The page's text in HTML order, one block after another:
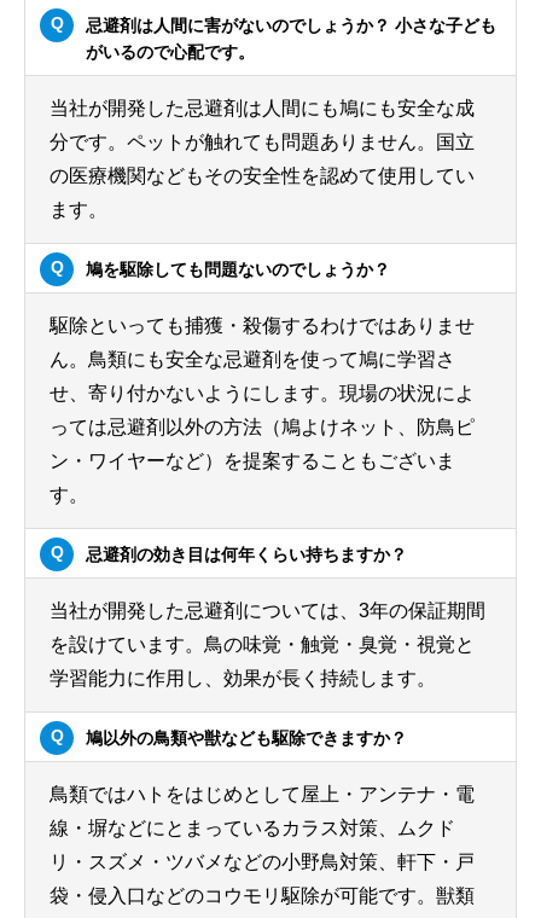
忌避剤は人間に害がないのでしょうか？ 小さな子ども
がいるので心配です。
当社が開発した忌避剤は人間にも鳩にも安全な成
分です。ペットが触れても問題ありません。国立
の医療機関などもその安全性を認めて使用してい
ます。
鳩を駆除しても問題ないのでしょうか？
駆除といっても捕獲・殺傷するわけではありませ
ん。鳥類にも安全な忌避剤を使って鳩に学習さ
せ、寄り付かないようにします。現場の状況によ
っては忌避剤以外の方法（鳩よけネット、防鳥ピ
ン・ワイヤーなど）を提案することもございま
す。
忌避剤の効き目は何年くらい持ちますか？
当社が開発した忌避剤については、3年の保証期間
を設けています。鳥の味覚・触覚・臭覚・視覚と
学習能力に作用し、効果が長く持続します。
鳩以外の鳥類や獣なども駆除できますか？
鳥類ではハトをはじめとして屋上・アンテナ・電
線・塀などにとまっているカラス対策、ムクド
リ・スズメ・ツバメなどの小野鳥対策、軒下・戸
袋・侵入口などのコウモリ駆除が可能です。獣類